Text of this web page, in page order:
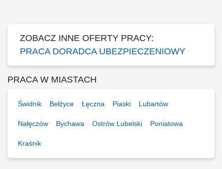
ZOBACZ INNE OFERTY PRACY:
PRACA DORADCA UBEZPIECZENIOWY
PRACA W MIASTACH
Świdnik Bełżyce Łęczna Piaski Lubartów
Nałęczów Bychawa Ostrów Lubelski Poniatowa
Kraśnik